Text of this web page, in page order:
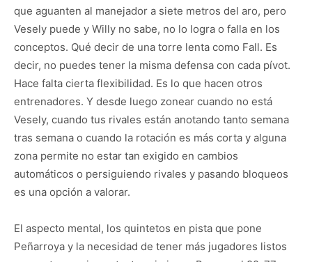
que aguanten al manejador a siete metros del aro, pero
Vesely puede y Willy no sabe, no lo logra o falla en los
conceptos. Qué decir de una torre lenta como Fall. Es
decir, no puedes tener la misma defensa con cada pívot.
Hace falta cierta flexibilidad. Es lo que hacen otros
entrenadores. Y desde luego zonear cuando no está
Vesely, cuando tus rivales están anotando tanto semana
tras semana o cuando la rotación es más corta y alguna
zona permite no estar tan exigido en cambios
automáticos o persiguiendo rivales y pasando bloqueos
es una opción a valorar.
El aspecto mental, los quintetos en pista que pone
Peñarroya y la necesidad de tener más jugadores listos